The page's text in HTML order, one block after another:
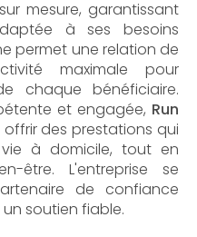
mesure, garantissant
à ses besoins
permet une relation de
maximale pour
chaque bénéficiaire.
et engagée, Run
des prestations qui
à domicile, tout en
être. L'entreprise se
de confiance
soutien fiable.